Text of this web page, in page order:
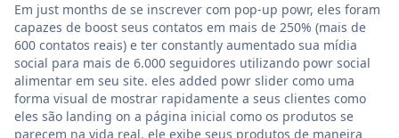
Em just months de se inscrever com pop-up powr, eles foram
capazes de boost seus contatos em mais de 250% (mais de
600 contatos reais) e ter constantly aumentado sua mídia
social para mais de 6.000 seguidores utilizando powr social
alimentar em seu site. eles added powr slider como uma
forma visual de mostrar rapidamente a seus clientes como
eles são landing on a página inicial como os produtos se
parecem na vida real. ele exibe seus produtos de maneira